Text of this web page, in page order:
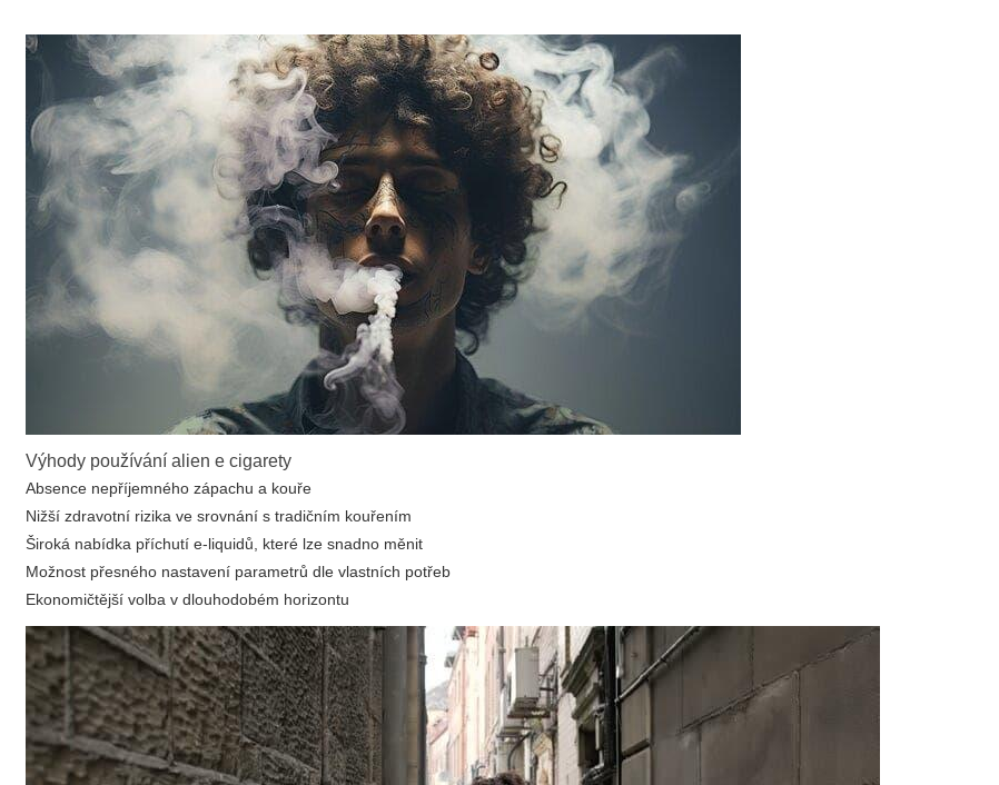
Výhody používání alien e cigarety
Absence nepříjemného zápachu a kouře
Nižší zdravotní rizika ve srovnání s tradičním kouřením
Široká nabídka příchutí e-liquidů, které lze snadno měnit
Možnost přesného nastavení parametrů dle vlastních potřeb
Ekonomičtější volba v dlouhodobém horizontu